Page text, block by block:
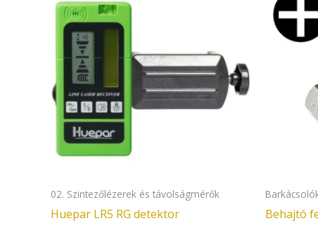
02. Szintezőlézerek és távolságmérők
Huepar LR5 RG detektor Behajtó